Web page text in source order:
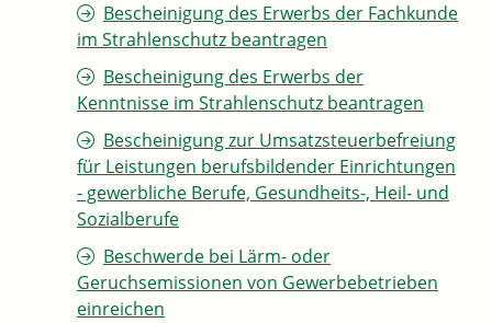
Bescheinigung des Erwerbs der Fachkunde
im Strahlenschutz beantragen
Bescheinigung des Erwerbs der
Kenntnisse im Strahlenschutz beantragen
Bescheinigung zur Umsatzsteuerbefreiung
für Leistungen berufsbildender Einrichtungen
- gewerbliche Berufe, Gesundheits-, Heil- und
Sozialberufe
Beschwerde bei Lärm- oder
Geruchsemissionen von Gewerbebetrieben
einreichen